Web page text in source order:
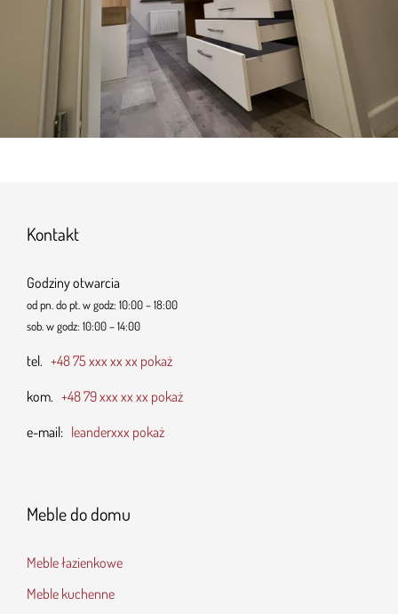
Kontakt
Godziny otwarcia
od pn. do pt. w godz: 10:00 – 18:00
sob. w godz: 10:00 – 14:00
tel. +48 75 xxx xx xx pokaż
kom. +48 79 xxx xx xx pokaż
e-mail: leanderxxx pokaż
Meble do domu
Meble łazienkowe
Meble kuchenne